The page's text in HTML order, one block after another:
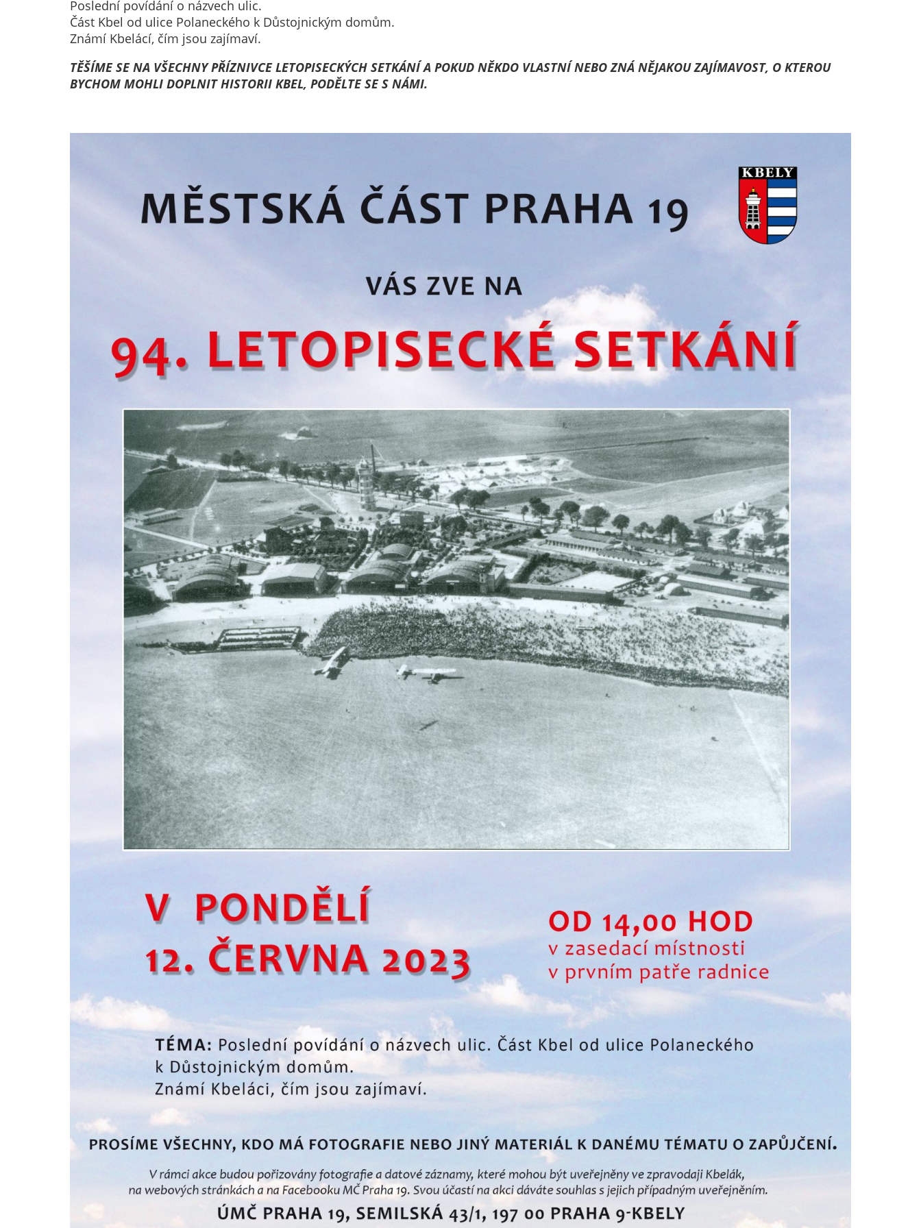
Poslední povídání o názvech ulic.
Část Kbel od ulice Polaneckého k Důstojnickým domům.
Známí Kbelácí, čím jsou zajímaví.
TĚŠÍME SE NA VŠECHNY PŘÍZNIVCE LETOPISECKÝCH SETKÁNÍ A POKUD NĚKDO VLASTNÍ NEBO ZNÁ NĚJAKOU ZAJÍMAVOST, O KTEROU
BYCHOM MOHLI DOPLNIT HISTORII KBEL, PODĚLTE SE S NÁMI.
nebo
aktivovány.
měření
výkonu
kampaní.
Jejich pomocí
určujeme
počet návštěv
a zdroje
návštěv našich
získaná
pomocí
těchto
cookies
zpracováváme
souhrnně, bez
použití
identifikátorů,
které ukazují
na konkrétní
uživatelé
našeho webu.
Pokud
vypnete
používání
analytických
cookies ve
vztahu k Vaší
návštěvě,
ztrácíme
možnost
analýzy
výkonu a
optimalizace
našich
opatření.
Používáme rovněž
soubory cookie a
další technologie,
přizpůsobili naše
webové stránky
potřebám a
návštěvníků.
používáme my
nebo naši partneři,
abychom Vám
mohli zobrazit
vhodné obsahy